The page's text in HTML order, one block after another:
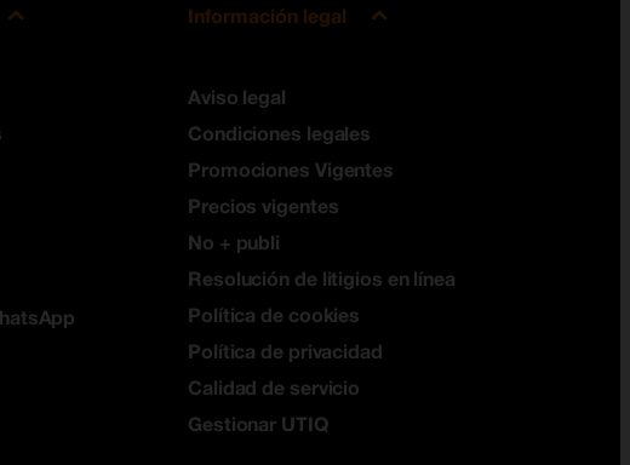
Información legal
Aviso legal
Condiciones legales
Promociones Vigentes
Precios vigentes
No + publi
Resolución de litigios en línea
Política de cookies
Política de privacidad
Calidad de servicio
Gestionar UTIQ